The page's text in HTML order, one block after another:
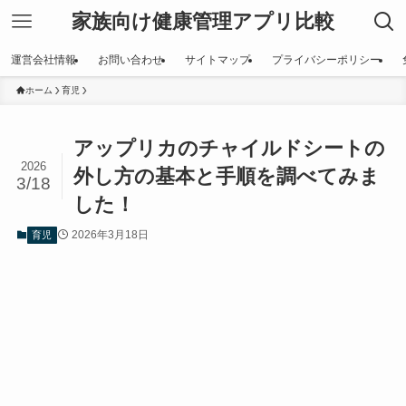
家族向け健康管理アプリ比較
運営会社情報 お問い合わせ サイトマップ プライバシーポリシー
ホーム 育児
アップリカのチャイルドシートの
外し方の基本と手順を調べてみま
した！
2026
3/18
育児 2026年3月18日